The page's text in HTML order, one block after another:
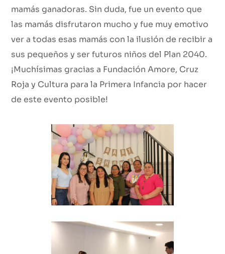
mamás ganadoras. Sin duda, fue un evento que
las mamás disfrutaron mucho y fue muy emotivo
ver a todas esas mamás con la ilusión de recibir a
sus pequeños y ser futuros niños del Plan 2040.
¡Muchísimas gracias a Fundación Amore, Cruz
Roja y Cultura para la Primera Infancia por hacer
de este evento posible!